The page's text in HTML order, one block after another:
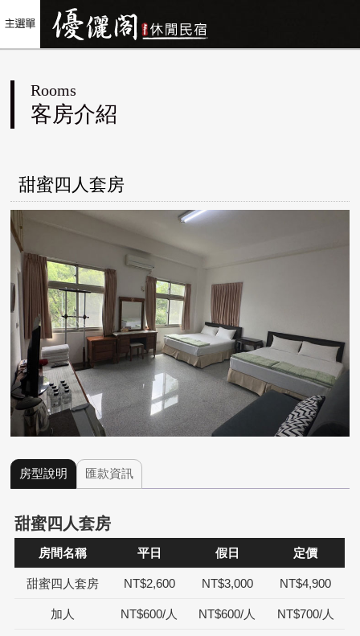
Rooms
客房介紹
甜蜜四人套房
房型說明 匯款資訊
甜蜜四人套房
房間名稱 平日 假日 定價
甜蜜四人套房 NT$2,600 NT$3,000 NT$4,900
加人 NT$600/人 NT$600/人 NT$700/人